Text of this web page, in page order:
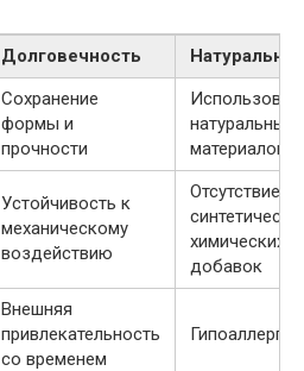
Долговечность
Сохранение
формы и
прочности
натуральных
материалов
Устойчивость к
механическому
воздействию
Отсутствие
химических
добавок
Внешняя
привлекательность
со временем